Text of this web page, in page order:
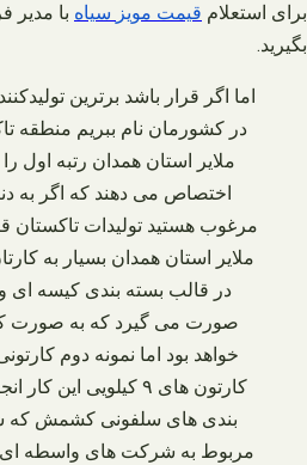
برای استعلام قیمت مویز سیاه با
بگیرید.
اما اگر قرار باشد برترین
در کشورمان نام ببریم منطقه
ملایر استان همدان رتبه اول
اختصاص می‌ دهند که اگر به
مرغوب هستید تولیدات تاکستان
ملایر استان همدان بسیار به
در قالب بسته‌ بندی کیسه‌
خواهد بود اما نمونه دوم
کارتون‌ های ۹ کیلویی
بندی‌ های سلفونی کشمش که
مربوط به شرکت‌ های واسطه‌